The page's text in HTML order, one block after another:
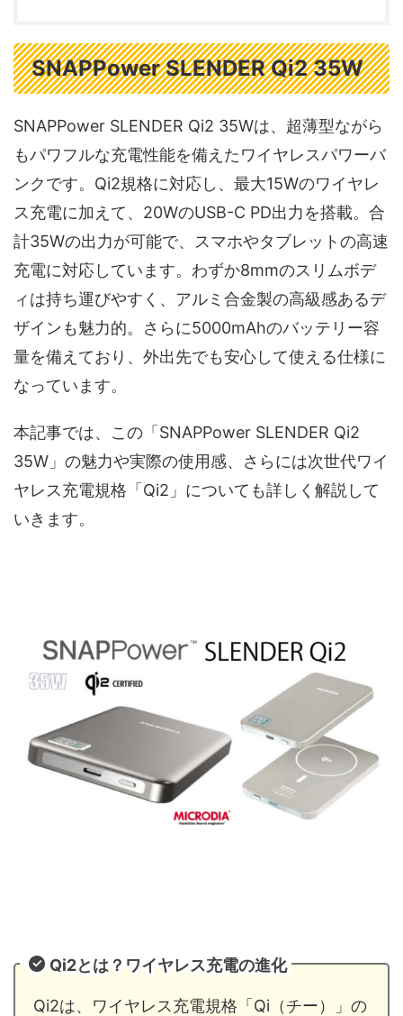
SNAPPower SLENDER Qi2 35W
SNAPPower SLENDER Qi2 35Wは、超薄型ながら
もパワフルな充電性能を備えたワイヤレスパワーバ
ンクです。Qi2規格に対応し、最大15Wのワイヤレ
ス充電に加えて、20WのUSB-C PD出力を搭載。合
計35Wの出力が可能で、スマホやタブレットの高速
充電に対応しています。わずか8mmのスリムボデ
ィは持ち運びやすく、アルミ合金製の高級感あるデ
ザインも魅力的。さらに5000mAhのバッテリー容
量を備えており、外出先でも安心して使える仕様に
なっています。
本記事では、この「SNAPPower SLENDER Qi2
35W」の魅力や実際の使用感、さらには次世代ワイ
ヤレス充電規格「Qi2」についても詳しく解説して
いきます。
Qi2とは？ワイヤレス充電の進化
Qi2は、ワイヤレス充電規格「Qi（チー）」の